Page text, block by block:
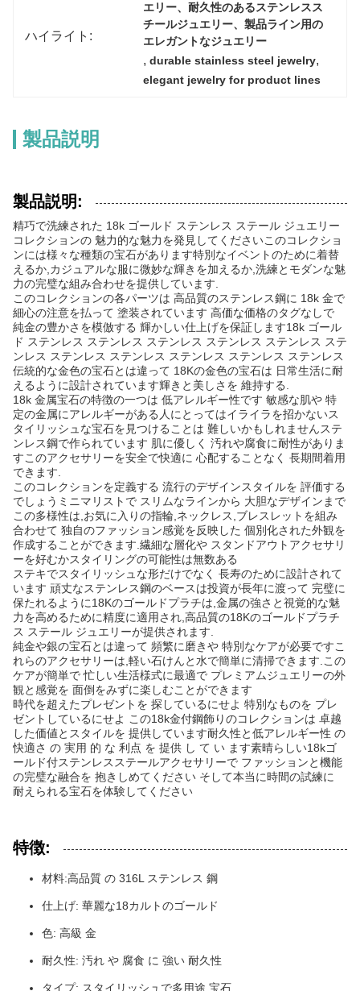
ハイライト:
エリー、耐久性のあるステンレスス
チールジュエリー、製品ライン用の
エレガントなジュエリー
, durable stainless steel jewelry,
elegant jewelry for product lines
製品説明
製品説明:
精巧で洗練された 18k ゴールド ステンレス ステール ジュエリー
コレクションの 魅力的な魅力を発見してくださいこのコレクショ
ンには様々な種類の宝石があります特別なイベントのために着替
えるか,カジュアルな服に微妙な輝きを加えるか,洗練とモダンな魅
力の完璧な組み合わせを提供しています.
このコレクションの各パーツは 高品質のステンレス鋼に 18k 金で
細心の注意を払って 塗装されています 高価な価格のタグなしで
純金の豊かさを模倣する 輝かしい仕上げを保証します18k ゴール
ド ステンレス ステンレス ステンレス ステンレス ステンレス ステ
ンレス ステンレス ステンレス ステンレス ステンレス ステンレス
伝統的な金色の宝石とは違って 18Kの金色の宝石は 日常生活に耐
えるように設計されています輝きと美しさを 維持する.
18k 金属宝石の特徴の一つは 低アレルギー性です 敏感な肌や 特
定の金属にアレルギーがある人にとってはイライラを招かないス
タイリッシュな宝石を見つけることは 難しいかもしれませんステ
ンレス鋼で作られています 肌に優しく 汚れや腐食に耐性がありま
すこのアクセサリーを安全で快適に 心配することなく 長期間着用
できます.
このコレクションを定義する 流行のデザインスタイルを 評価する
でしょうミニマリストで スリムなラインから 大胆なデザインまで
この多様性は,お気に入りの指輪,ネックレス,ブレスレットを組み
合わせて 独自のファッション感覚を反映した 個別化された外観を
作成することができます.繊細な層化や スタンドアウトアクセサリ
ーを好むかスタイリングの可能性は無数ある
ステキでスタイリッシュな形だけでなく 長寿のために設計されて
います 頑丈なステンレス鋼のベースは投資が長年に渡って 完璧に
保たれるように18Kのゴールドプラチは,金属の強さと視覚的な魅
力を高めるために精度に適用され,高品質の18Kのゴールドプラチ
ス ステール ジュエリーが提供されます.
純金や銀の宝石とは違って 頻繁に磨きや 特別なケアが必要ですこ
れらのアクセサリーは,軽い石けんと水で簡単に清掃できます.この
ケアが簡単で 忙しい生活様式に最適で プレミアムジュエリーの外
観と感覚を 面倒をみずに楽しむことができます
時代を超えたプレゼントを 探しているにせよ 特別なものを プレ
ゼントしているにせよ この18k金付鋼飾りのコレクションは 卓越
した価値とスタイルを 提供しています耐久性と低アレルギー性 の
快適さ の 実用 的 な 利点 を 提供 し て い ます素晴らしい18kゴ
ールド付ステンレスステールアクセサリーで ファッションと機能
の完璧な融合を 抱きしめてください そして本当に時間の試練に
耐えられる宝石を体験してください
特徴:
材料:高品質 の 316L ステンレス 鋼
仕上げ: 華麗な18カルトのゴールド
色: 高級 金
耐久性: 汚れ や 腐食 に 強い 耐久性
タイプ: スタイリッシュで多用途 宝石